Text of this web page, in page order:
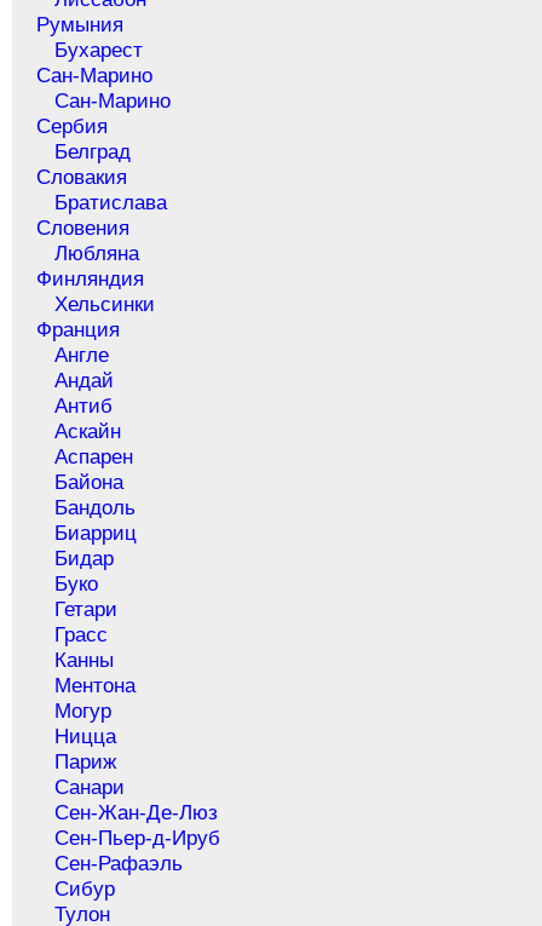
Румыния
Бухарест
Сан-Марино
Сан-Марино
Сербия
Белград
Словакия
Братислава
Словения
Любляна
Финляндия
Хельсинки
Франция
Англе
Андай
Антиб
Аскайн
Аспарен
Байона
Бандоль
Биарриц
Бидар
Буко
Гетари
Грасс
Канны
Ментона
Могур
Ницца
Париж
Санари
Сен-Жан-Де-Люз
Сен-Пьер-д-Ируб
Сен-Рафаэль
Сибур
Тулон